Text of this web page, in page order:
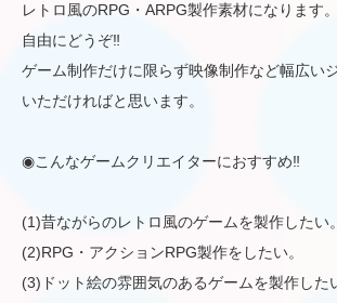
レトロ風のRPG・ARPG製作素材になります
自由にどうぞ‼
ゲーム制作だけに限らず映像制作など幅広い
いただければと思います。
◉こんなゲームクリエイターにおすすめ‼
(1)昔ながらのレトロ風のゲームを製作したい。
(2)RPG・アクションRPG製作をしたい。
(3)ドット絵の雰囲気のあるゲームを製作した